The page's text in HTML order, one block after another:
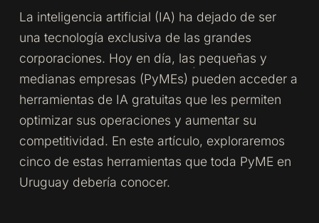
La inteligencia artificial (IA) ha dejado de ser
una tecnología exclusiva de las grandes
corporaciones. Hoy en día, las pequeñas y
medianas empresas (PyMEs) pueden acceder a
herramientas de IA gratuitas que les permiten
optimizar sus operaciones y aumentar su
competitividad. En este artículo, exploraremos
cinco de estas herramientas que toda PyME en
Uruguay debería conocer.